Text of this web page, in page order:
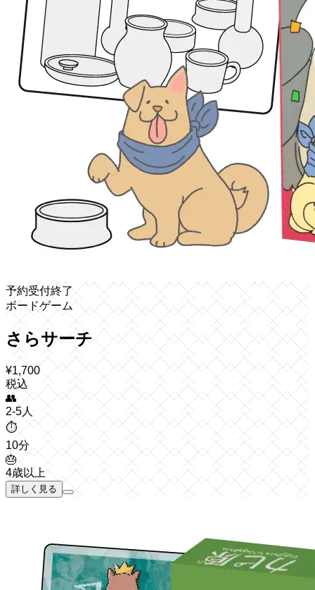
予約受付終了
ボードゲーム
さらサーチ
¥1,700
税込
👥
2-5人
⏱️
10分
🎂
4歳以上
詳しく見る